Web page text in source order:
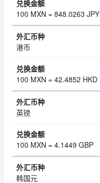
100 MXN = 848.0263 JPY
港币
100 MXN = 42.4852 HKD
英镑
100 MXN = 4.1449 GBP
韩国元